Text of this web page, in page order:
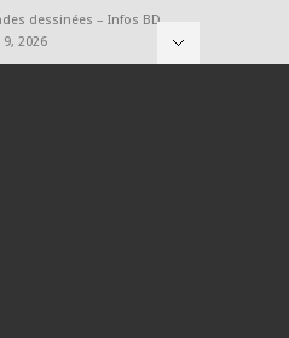
dessinées – Infos BD,
2026